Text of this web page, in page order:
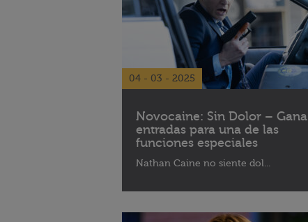
04 - 03 - 2025
Novocaine: Sin Dolor – Gana
entradas para una de las
funciones especiales
Nathan Caine no siente dol...